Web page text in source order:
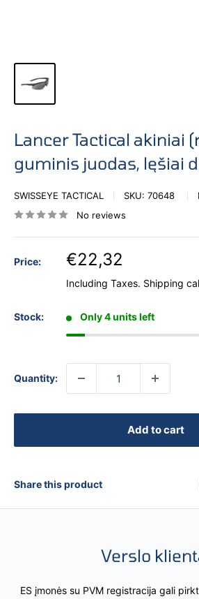
Lancer Tactical akiniai
guminis juodas, lęšiai
SWISSEYE TACTICAL SKU: 70648
No reviews
Price: €22,32
Including Taxes. Shipping
Stock: Only 4 units left
Quantity:
Add to cart
Share this product
Verslo
ES įmonės su PVM registracija gali